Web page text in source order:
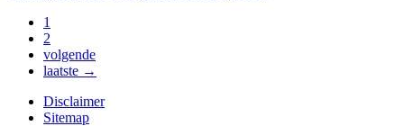
1
2
volgende
laatste →
Disclaimer
Sitemap